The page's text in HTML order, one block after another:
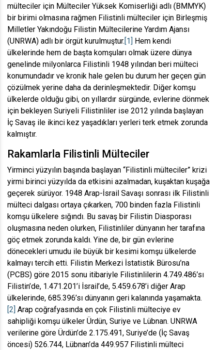
mülteciler için Mülteciler Yüksek Komiserliği adlı (BMMYK)
bir birimi olmasına rağmen Filistinli mülteciler için Birleşmiş
Milletler Yakındoğu Filistin Mültecilerine Yardım Ajansı
(UNRWA) adlı bir örgüt kurulmuştur. [1]
Hem kendi
ülkelerinde hem de başta komşuları olmak üzere dünya
genelinde milyonlarca Filistinli 1948 yılından beri mülteci
konumundadır ve kronik hale gelen bu durum her geçen gün
çözülmek yerine daha da derinleşmektedir. Diğer komşu
ülkelerde olduğu gibi, on yıllardır sürgünde, evlerine dönmek
için bekleyen Suriyeli Filistinliler ise 2012 yılında başlayan
İç Savaş ile ikinci kez yaşadıkları yerleri terk etmek zorunda
kalmıştır.
Rakamlarla Filistinli Mülteciler
Yirminci yüzyılın başında başlayan “Filistinli mülteciler” krizi
yirmi birinci yüzyılda da etkisini azalmadan, kuşaktan kuşağa
geçerek sürüyor. 1948 Arap-İsrail Savaşı sonrası ilk Filistinli
mülteci dalgası ortaya çıkarken, 700 binden fazla Filistinli
komşu ülkelere sığındı. Bu savaş bir Filistin Diasporası
oluşmasına neden olurken, Filistinliler dünyanın her tarafına
göç etmek zorunda kaldı. Yine de, bir gün evlerine
dönecekleri umudu ile büyük bir kesimi komşu ülkelerde
kalmayı tercih etti. Filistin Merkezi İstatistik Bürosu’na
(PCBS) göre 2015 sonu itibariyle Filistinlilerin 4.749.486’sı
Filistin’de, 1.471.201’i İsrail’de, 5.459.678’i diğer Arap
ülkelerinde, 685.396’sı dünyanın geri kalanında yaşamakta.
[2] Arap coğrafyasında en çok Filistinli mülteciye ev
sahipliği komşu ülkeler Ürdün, Suriye ve Lübnan. UNRWA
verilerine göre Ürdün’de 2.175.491, Suriye’de (İç Savaş
öncesi) 526.744, Lübnan’da 449.957 Filistinli mülteci